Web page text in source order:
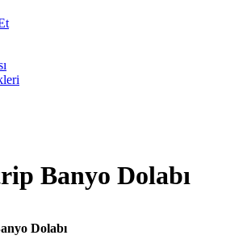
Banyo Dolabı
Dolabı